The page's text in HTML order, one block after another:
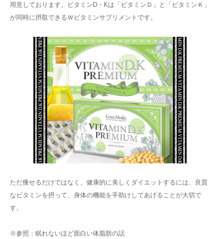
用意しております。ビタミンD・Kは「ビタミンＤ」と「ビタミンＫ」
が同時に摂取できるＷビタミンサプリメントです。
ただ痩せるだけではなく、健康的に美しくダイエットするには、良質
なビタミンを摂って、身体の機能を手助けしてあげることが大切で
す。
※参照：眠れないほど面白い体脂肪の話